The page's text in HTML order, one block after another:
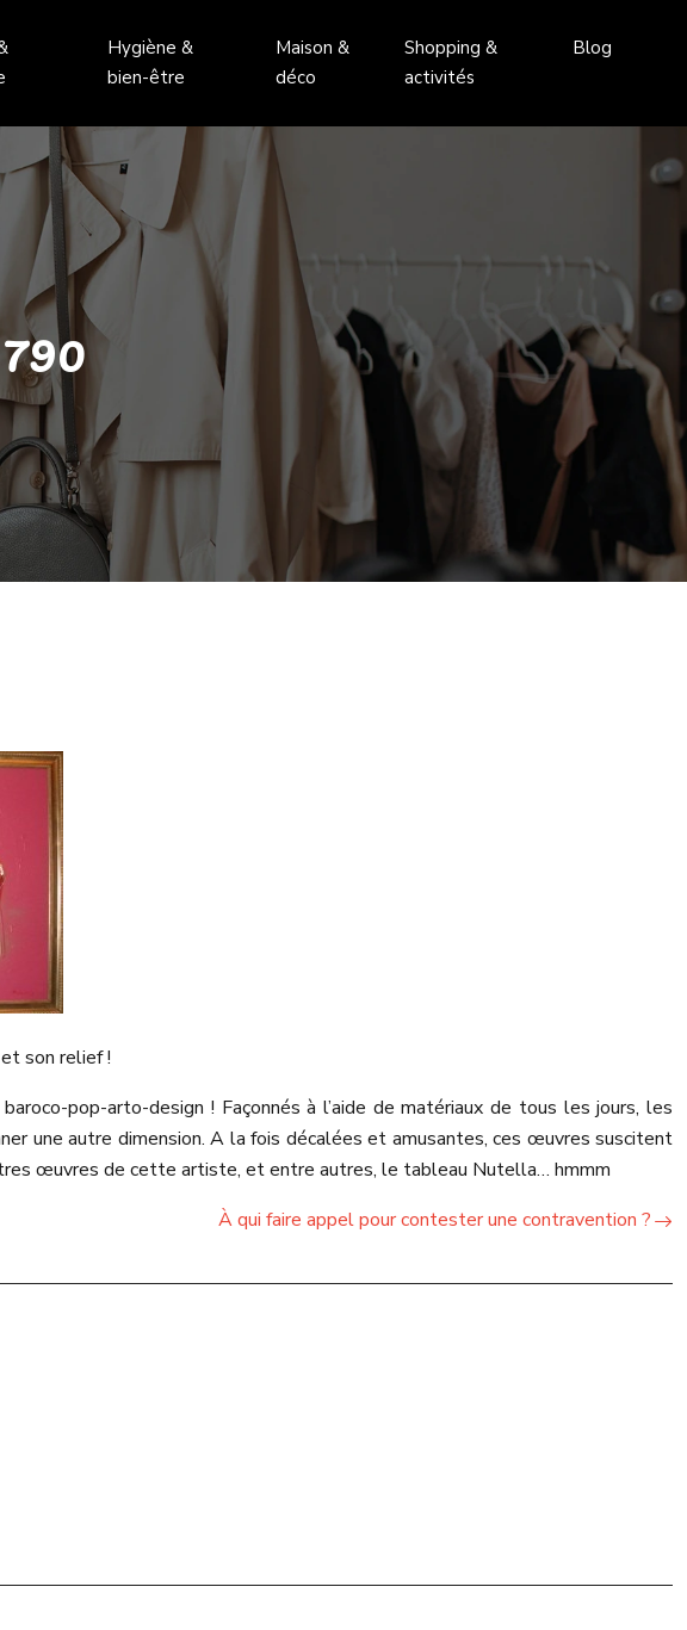
Hygiène &
bien-être
Maison &
déco
Shopping &
activités
Blog
son relief !
pop-arto-design ! Façonnés à l’aide de matériaux de tous les jours, les
une autre dimension. A la fois décalées et amusantes, ces œuvres suscitent
œuvres de cette artiste, et entre autres, le tableau Nutella… hmmm
À qui faire appel pour contester une contravention ?